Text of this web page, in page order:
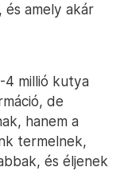
amely akár
4 millió kutya
de
hanem a
termelnek,
és éljenek